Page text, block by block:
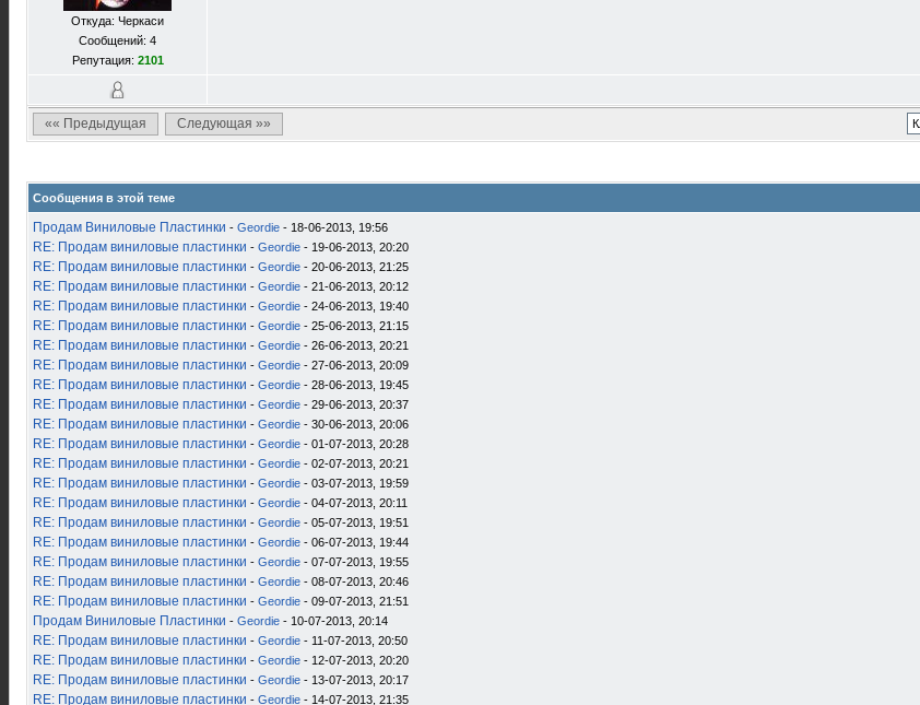
Откуда: Черкаси
Сообщений: 4
Репутация: 2101
«« Предыдущая Следующая »»
Сообщения в этой теме
Продам Виниловые Пластинки - Geordie - 18-06-2013, 19:56
RE: Продам виниловые пластинки - Geordie - 19-06-2013, 20:20
RE: Продам виниловые пластинки - Geordie - 20-06-2013, 21:25
RE: Продам виниловые пластинки - Geordie - 21-06-2013, 20:12
RE: Продам виниловые пластинки - Geordie - 24-06-2013, 19:40
RE: Продам виниловые пластинки - Geordie - 25-06-2013, 21:15
RE: Продам виниловые пластинки - Geordie - 26-06-2013, 20:21
RE: Продам виниловые пластинки - Geordie - 27-06-2013, 20:09
RE: Продам виниловые пластинки - Geordie - 28-06-2013, 19:45
RE: Продам виниловые пластинки - Geordie - 29-06-2013, 20:37
RE: Продам виниловые пластинки - Geordie - 30-06-2013, 20:06
RE: Продам виниловые пластинки - Geordie - 01-07-2013, 20:28
RE: Продам виниловые пластинки - Geordie - 02-07-2013, 20:21
RE: Продам виниловые пластинки - Geordie - 03-07-2013, 19:59
RE: Продам виниловые пластинки - Geordie - 04-07-2013, 20:11
RE: Продам виниловые пластинки - Geordie - 05-07-2013, 19:51
RE: Продам виниловые пластинки - Geordie - 06-07-2013, 19:44
RE: Продам виниловые пластинки - Geordie - 07-07-2013, 19:55
RE: Продам виниловые пластинки - Geordie - 08-07-2013, 20:46
RE: Продам виниловые пластинки - Geordie - 09-07-2013, 21:51
Продам Виниловые Пластинки - Geordie - 10-07-2013, 20:14
RE: Продам виниловые пластинки - Geordie - 11-07-2013, 20:50
RE: Продам виниловые пластинки - Geordie - 12-07-2013, 20:20
RE: Продам виниловые пластинки - Geordie - 13-07-2013, 20:17
RE: Продам виниловые пластинки - Geordie - 14-07-2013, 21:35